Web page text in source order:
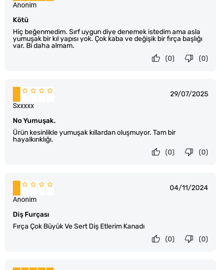
Kötü
Hiç beğenmedim. Sırf uygun diye denemek istedim ama asla
yumuşak bir kıl yapısı yok. Çok kaba ve değişik bir fırça başlığı
var. Bi daha almam.
Anonim
(0)
(0)
29/07/2025
No Yumuşak.
Ürün kesinlikle yumuşak kıllardan oluşmuyor. Tam bir
hayalkırıklığı.
Sxxxxx
(0)
(0)
04/11/2024
Diş Furçası
Fırça Çok Büyük Ve Sert Diş Etlerim Kanadı
Anonim
(0)
(0)